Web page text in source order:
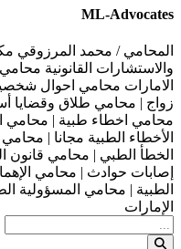
ML-Advocates
المحامي / محمد المرزوقي
والاستشارات القانونية
الامارات محامي احوال
زواج | محامي طلاق وقضايا
محامي اخطاء طبية | محامي
الأخطاء الطبية مجانا |
الخطأ الطبي | محامي
إصابات حوادث | محامي
الطبية | محامي المسؤولية
الإمارات